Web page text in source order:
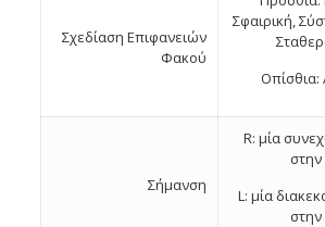
Σχεδίαση Eπιφανειών
Φακού
Σφαιρική,
Οπίσθια:
Σήμανση
R: μία
L: μία